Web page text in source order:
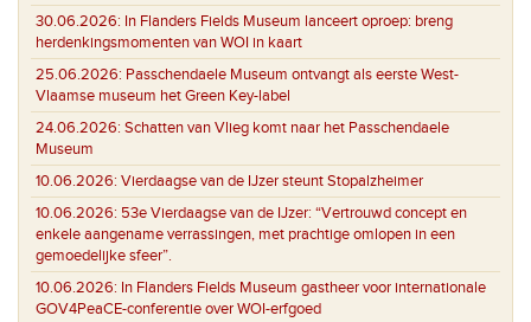
30.06.2026: In Flanders Fields Museum lanceert oproep: breng
herdenkingsmomenten van WOI in kaart
25.06.2026: Passchendaele Museum ontvangt als eerste West-
Vlaamse museum het Green Key-label
24.06.2026: Schatten van Vlieg komt naar het Passchendaele
Museum
10.06.2026: Vierdaagse van de IJzer steunt Stopalzheimer
10.06.2026: 53e Vierdaagse van de IJzer: “Vertrouwd concept en
enkele aangename verrassingen, met prachtige omlopen in een
gemoedelijke sfeer”.
10.06.2026: In Flanders Fields Museum gastheer voor internationale
GOV4PeaCE-conferentie over WOI-erfgoed